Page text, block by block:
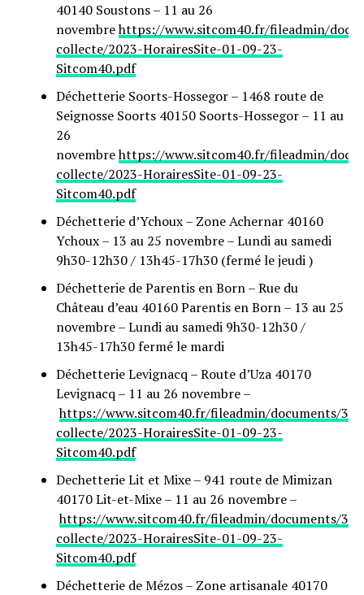
40140 Soustons – 11 au 26
novembrehttps://www.sitcom40.fr/fileadmin/
collecte/2023-HorairesSite-01-09-23-
Sitcom40.pdf
Déchetterie Soorts-Hossegor – 1468 route de
Seignosse Soorts 40150 Soorts-Hossegor – 11 au
26
novembrehttps://www.sitcom40.fr/fileadmin/
collecte/2023-HorairesSite-01-09-23-
Sitcom40.pdf
Déchetterie d’Ychoux – Zone Achernar 40160
Ychoux – 13 au 25 novembre – Lundi au samedi
9h30-12h30 / 13h45-17h30 (fermé le jeudi )
Déchetterie de Parentis en Born – Rue du
Château d’eau 40160 Parentis en Born – 13 au 25
novembre – Lundi au samedi 9h30-12h30 /
13h45-17h30 fermé le mardi
Déchetterie Levignacq – Route d’Uza 40170
Levignacq – 11 au 26 novembre –
https://www.sitcom40.fr/fileadmin/documents/3-
collecte/2023-HorairesSite-01-09-23-
Sitcom40.pdf
Dechetterie Lit et Mixe – 941 route de Mimizan
40170 Lit-et-Mixe – 11 au 26 novembre –
https://www.sitcom40.fr/fileadmin/documents/3-
collecte/2023-HorairesSite-01-09-23-
Sitcom40.pdf
Déchetterie de Mézos – Zone artisanale 40170